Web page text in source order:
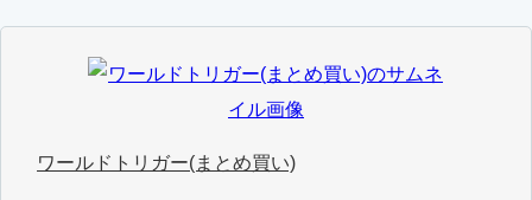
ワールドトリガー(まとめ買い)